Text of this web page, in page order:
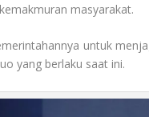
masyarakat.
untuk
yang berlaku saat ini.